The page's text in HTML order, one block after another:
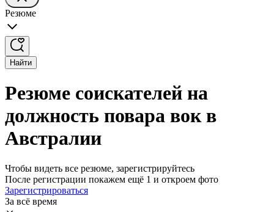
Резюме
Найти
Резюме соискателей на
должность повара вок в
Австралии
Чтобы видеть все резюме, зарегистрируйтесь
После регистрации покажем ещё 1 и откроем фото
Зарегистрироваться
За всё время